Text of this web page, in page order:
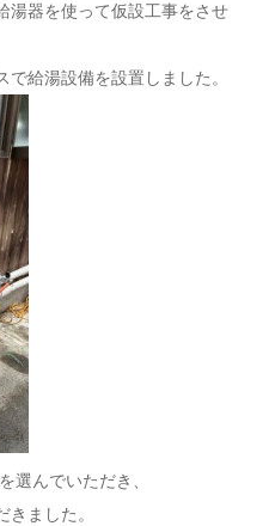
湯器を使って仮設工事をさせ
給湯設備を設置しました。
選んでいただき、
ました。